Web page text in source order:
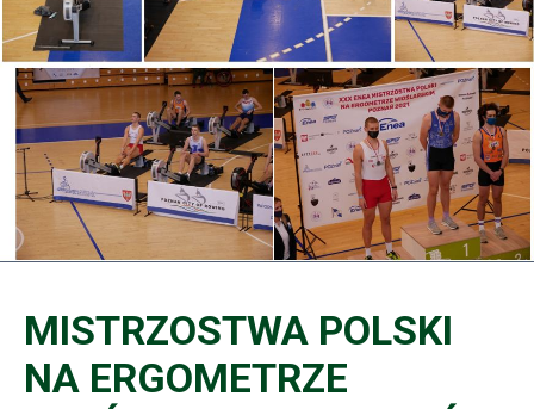
MISTRZOSTWA POLSKI
NA ERGOMETRZE